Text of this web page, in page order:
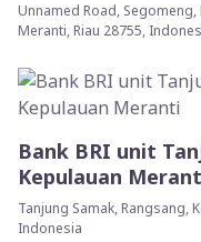
Unnamed Road, Segomeng,
Meranti, Riau 28755,
Bank BRI unit
Kepulauan
Tanjung Samak, Rangsang,
Indonesia